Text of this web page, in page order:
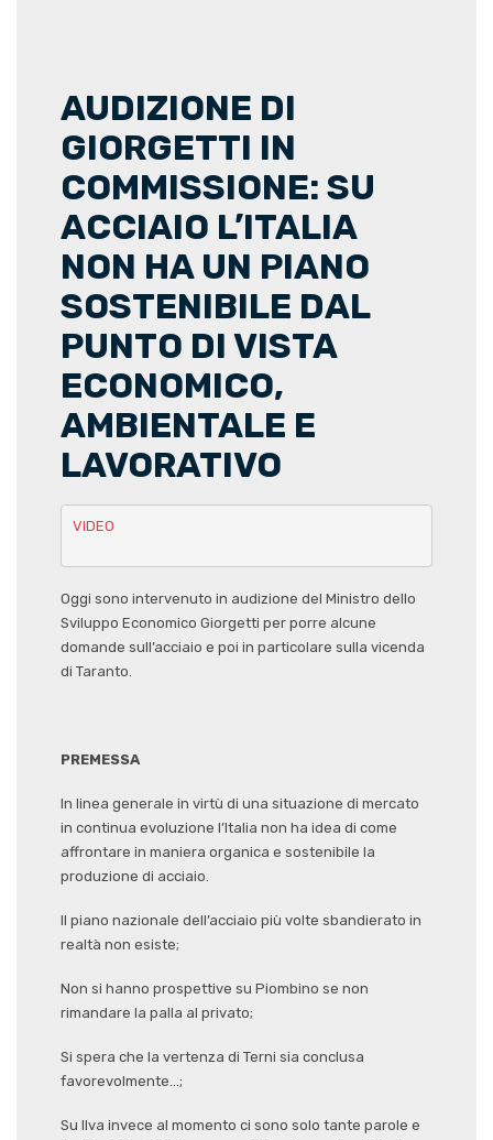
AUDIZIONE DI
GIORGETTI IN
COMMISSIONE: SU
ACCIAIO L’ITALIA
NON HA UN PIANO
SOSTENIBILE DAL
PUNTO DI VISTA
ECONOMICO,
AMBIENTALE E
LAVORATIVO
VIDEO
Oggi sono intervenuto in audizione del Ministro dello
Sviluppo Economico Giorgetti per porre alcune
domande sull’acciaio e poi in particolare sulla vicenda
di Taranto.
PREMESSA
In linea generale in virtù di una situazione di mercato
in continua evoluzione l’Italia non ha idea di come
affrontare in maniera organica e sostenibile la
produzione di acciaio.
Il piano nazionale dell’acciaio più volte sbandierato in
realtà non esiste;
Non si hanno prospettive su Piombino se non
rimandare la palla al privato;
Si spera che la vertenza di Terni sia conclusa
favorevolmente…;
Su Ilva invece al momento ci sono solo tante parole e